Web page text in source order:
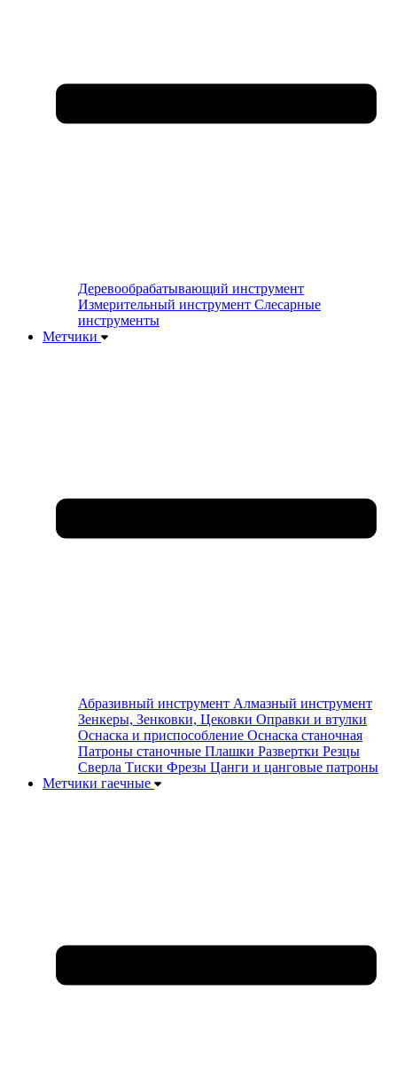
Деревообрабатывающий инструмент
Измерительный инструмент Слесарные
инструменты
Метчики
Абразивный инструмент Алмазный инструмент
Зенкеры, Зенковки, Цековки Оправки и втулки
Оснаска и приспособление Оснаска станочная
Патроны станочные Плашки Развертки Резцы
Сверла Тиски Фрезы Цанги и цанговые патроны
Метчики гаечные